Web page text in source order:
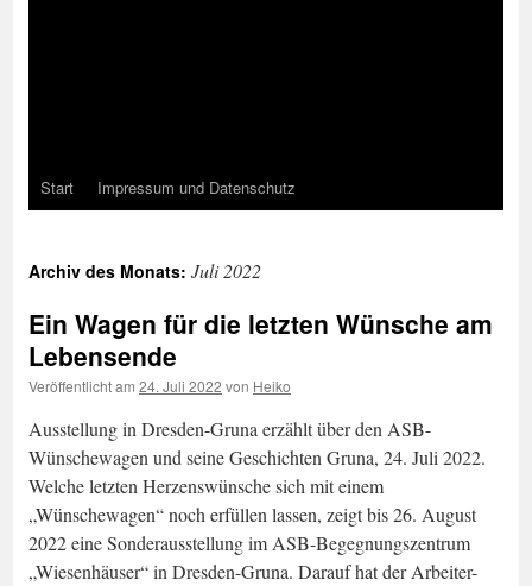
Start Impressum und Datenschutz
Archiv des Monats: Juli 2022
Ein Wagen für die letzten Wünsche am
Lebensende
Veröffentlicht am 24. Juli 2022 von Heiko
Ausstellung in Dresden-Gruna erzählt über den ASB-
Wünschewagen und seine Geschichten Gruna, 24. Juli 2022.
Welche letzten Herzenswünsche sich mit einem
„Wünschewagen“ noch erfüllen lassen, zeigt bis 26. August
2022 eine Sonderausstellung im ASB-Begegnungszentrum
„Wiesenhäuser“ in Dresden-Gruna. Darauf hat der Arbeiter-